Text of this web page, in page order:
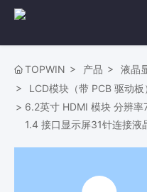
TOPWIN 产品
液晶
LCD模块（带 PCB 驱动板
6.2英寸 HDMI 模块 分辨
1.4 接口显示屏31针连接液